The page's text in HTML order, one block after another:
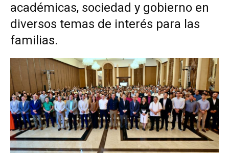
académicas, sociedad y gobierno en
diversos temas de interés para las
familias.